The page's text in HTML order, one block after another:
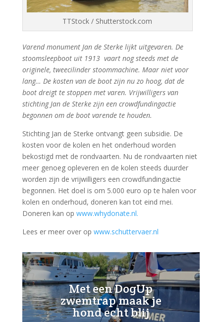
TTStock / Shutterstock.com
Varend monument Jan de Sterke lijkt uitgevaren. De
stoomsleepboot uit 1913 vaart nog steeds met de
originele, tweecilinder stoommachine. Maar niet voor
lang… De kosten van de boot zijn nu zo hoog, dat de
boot dreigt te stoppen met varen. Vrijwilligers van
stichting Jan de Sterke zijn een crowdfundingactie
begonnen om de boot varende te houden.
Stichting Jan de Sterke ontvangt geen subsidie. De
kosten voor de kolen en het onderhoud worden
bekostigd met de rondvaarten. Nu de rondvaarten niet
meer genoeg opleveren en de kolen steeds duurder
worden zijn de vrijwilligers een crowdfundingactie
begonnen. Het doel is om 5.000 euro op te halen voor
kolen en onderhoud, doneren kan tot eind mei.
Doneren kan op www.whydonate.nl.
Lees er meer over op www.schuttervaer.nl
Met een DogUp
zwemtrap maak je
hond echt blij